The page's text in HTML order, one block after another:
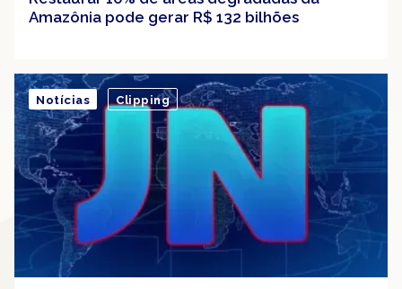
Amazônia pode gerar R$ 132 bilhões
Notícias Clipping